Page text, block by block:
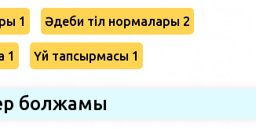
1 Әдеби тіл нормалары 2
1 Үй тапсырмасы 1
болжамы